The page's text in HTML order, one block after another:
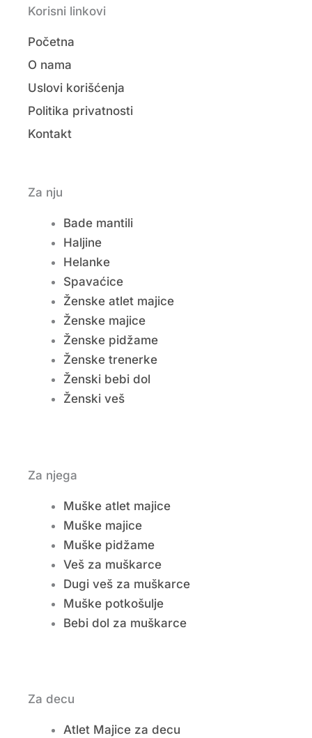
Korisni linkovi
Početna
O nama
Uslovi korišćenja
Politika privatnosti
Kontakt
Za nju
Bade mantili
Haljine
Helanke
Spavaćice
Ženske atlet majice
Ženske majice
Ženske pidžame
Ženske trenerke
Ženski bebi dol
Ženski veš
Za njega
Muške atlet majice
Muške majice
Muške pidžame
Veš za muškarce
Dugi veš za muškarce
Muške potkošulje
Bebi dol za muškarce
Za decu
Atlet Majice za decu